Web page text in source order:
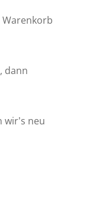
dann
wir’s neu